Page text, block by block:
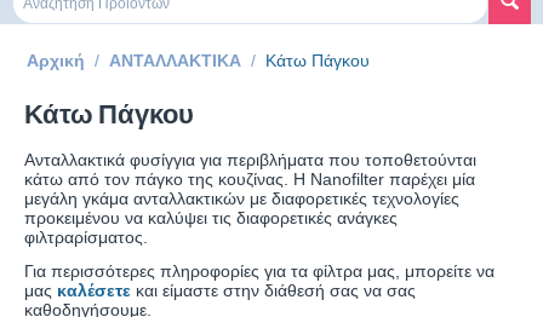
Αρχική / ΑΝΤΑΛΛΑΚΤΙΚΑ / Κάτω Πάγκου
Κάτω Πάγκου
Ανταλλακτικά φυσίγγια για περιβλήματα που τοποθετούνται
κάτω από τον πάγκο της κουζίνας. Η Nanofilter παρέχει μία
μεγάλη γκάμα ανταλλακτικών με διαφορετικές τεχνολογίες
προκειμένου να καλύψει τις διαφορετικές ανάγκες
φιλτραρίσματος.
Για περισσότερες πληροφορίες για τα φίλτρα μας, μπορείτε να
μας καλέσετε και είμαστε στην διάθεσή σας να σας
καθοδηγήσουμε.